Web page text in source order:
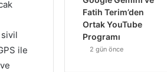
ile
Fatih Terim’den
Ortak YouTube
Programı
2 gün önce